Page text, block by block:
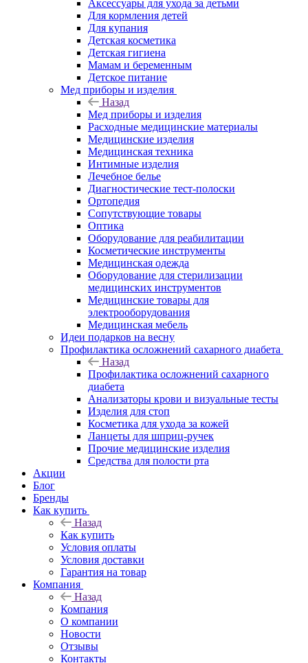
Аксессуары для ухода за детьми
Для кормления детей
Для купания
Детская косметика
Детская гигиена
Мамам и беременным
Детское питание
Мед приборы и изделия
Назад
Мед приборы и изделия
Расходные медицинские материалы
Медицинские изделия
Медицинская техника
Интимные изделия
Лечебное белье
Диагностические тест-полоски
Ортопедия
Сопутствующие товары
Оптика
Оборудование для реабилитации
Косметические инструменты
Медицинская одежда
Оборудование для стерилизации
медицинских инструментов
Медицинские товары для
электрооборудования
Медицинская мебель
Идеи подарков на весну
Профилактика осложнений сахарного диабета
Назад
Профилактика осложнений сахарного
диабета
Анализаторы крови и визуальные тесты
Изделия для стоп
Косметика для ухода за кожей
Ланцеты для шприц-ручек
Прочие медицинские изделия
Средства для полости рта
Акции
Блог
Бренды
Как купить
Назад
Как купить
Условия оплаты
Условия доставки
Гарантия на товар
Компания
Назад
Компания
О компании
Новости
Отзывы
Контакты